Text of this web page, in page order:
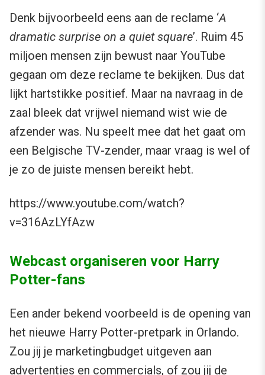
Denk bijvoorbeeld eens aan de reclame ‘A
dramatic surprise on a quiet square’. Ruim 45
miljoen mensen zijn bewust naar YouTube
gegaan om deze reclame te bekijken. Dus dat
lijkt hartstikke positief. Maar na navraag in de
zaal bleek dat vrijwel niemand wist wie de
afzender was. Nu speelt mee dat het gaat om
een Belgische TV-zender, maar vraag is wel of
je zo de juiste mensen bereikt hebt.
https://www.youtube.com/watch?
v=316AzLYfAzw
Webcast organiseren voor Harry
Potter-fans
Een ander bekend voorbeeld is de opening van
het nieuwe Harry Potter-pretpark in Orlando.
Zou jij je marketingbudget uitgeven aan
advertenties en commercials, of zou jij de